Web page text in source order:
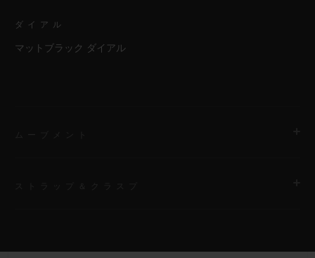
ダイアル
マットブラック ダイアル
ストラップ